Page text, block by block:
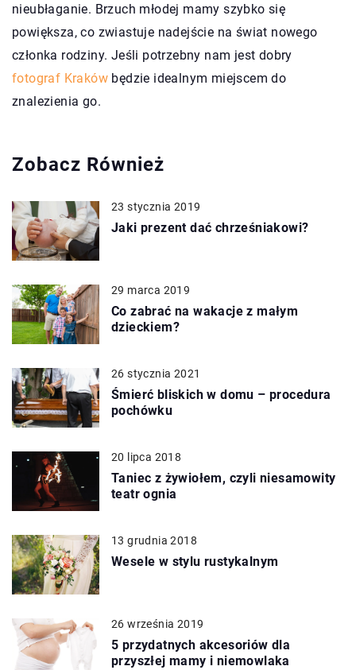
nieubłaganie. Brzuch młodej mamy szybko się
powiększa, co zwiastuje nadejście na świat nowego
członka rodziny. Jeśli potrzebny nam jest dobry
fotograf Kraków będzie idealnym miejscem do
znalezienia go.
Zobacz Również
23 stycznia 2019
Jaki prezent dać chrześniakowi?
29 marca 2019
Co zabrać na wakacje z małym
dzieckiem?
26 stycznia 2021
Śmierć bliskich w domu – procedura
pochówku
20 lipca 2018
Taniec z żywiołem, czyli niesamowity
teatr ognia
13 grudnia 2018
Wesele w stylu rustykalnym
26 września 2019
5 przydatnych akcesoriów dla
przyszłej mamy i niemowlaka